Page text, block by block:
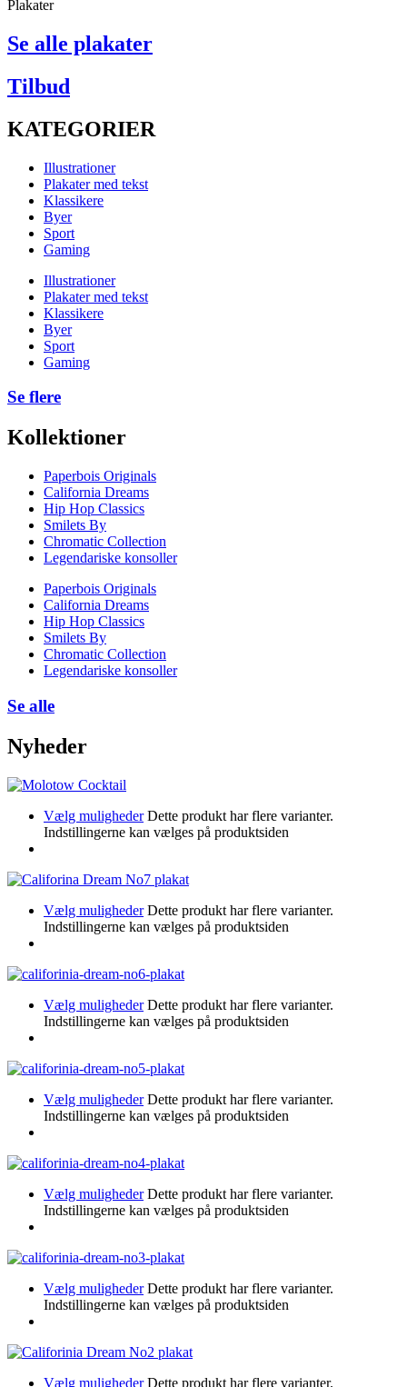
Plakater
Se alle plakater
Tilbud
KATEGORIER
Illustrationer
Plakater med tekst
Klassikere
Byer
Sport
Gaming
Illustrationer
Plakater med tekst
Klassikere
Byer
Sport
Gaming
Se flere
Kollektioner
Paperbois Originals
California Dreams
Hip Hop Classics
Smilets By
Chromatic Collection
Legendariske konsoller
Paperbois Originals
California Dreams
Hip Hop Classics
Smilets By
Chromatic Collection
Legendariske konsoller
Se alle
Nyheder
Vælg muligheder Dette produkt har flere varianter.
Indstillingerne kan vælges på produktsiden
Vælg muligheder Dette produkt har flere varianter.
Indstillingerne kan vælges på produktsiden
Vælg muligheder Dette produkt har flere varianter.
Indstillingerne kan vælges på produktsiden
Vælg muligheder Dette produkt har flere varianter.
Indstillingerne kan vælges på produktsiden
Vælg muligheder Dette produkt har flere varianter.
Indstillingerne kan vælges på produktsiden
Vælg muligheder Dette produkt har flere varianter.
Indstillingerne kan vælges på produktsiden
Vælg muligheder Dette produkt har flere varianter.